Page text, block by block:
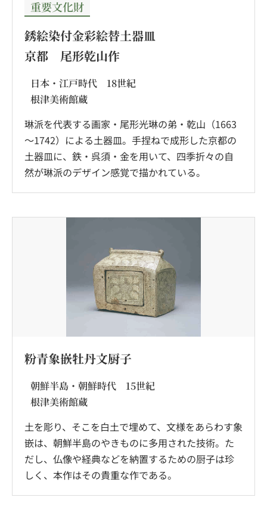
重要文化財
銹絵染付金彩絵替土器皿
京都 尾形乾山作
日本・江戸時代 18世紀
根津美術館蔵
琳派を代表する画家・尾形光琳の弟・乾山（1663
～1742）による土器皿。手捏ねで成形した京都の
土器皿に、鉄・呉須・金を用いて、四季折々の自
然が琳派のデザイン感覚で描かれている。
粉青象嵌牡丹文厨子
朝鮮半島・朝鮮時代 15世紀
根津美術館蔵
土を彫り、そこを白土で埋めて、文様をあらわす象
嵌は、朝鮮半島のやきものに多用された技術。た
だし、仏像や経典などを納置するための厨子は珍
しく、本作はその貴重な作である。